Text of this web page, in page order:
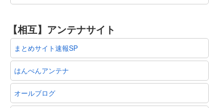
【相互】アンテナサイト
まとめサイト速報SP
はんぺんアンテナ
オールブログ